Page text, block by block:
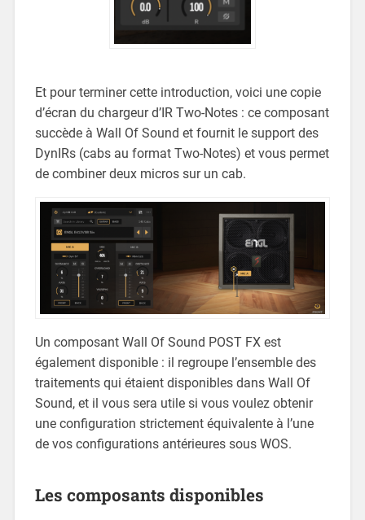
Et pour terminer cette introduction, voici une copie
d’écran du chargeur d’IR Two-Notes : ce composant
succède à Wall Of Sound et fournit le support des
DynIRs (cabs au format Two-Notes) et vous permet
de combiner deux micros sur un cab.
Un composant Wall Of Sound POST FX est
également disponible : il regroupe l’ensemble des
traitements qui étaient disponibles dans Wall Of
Sound, et il vous sera utile si vous voulez obtenir
une configuration strictement équivalente à l’une
de vos configurations antérieures sous WOS.
Les composants disponibles